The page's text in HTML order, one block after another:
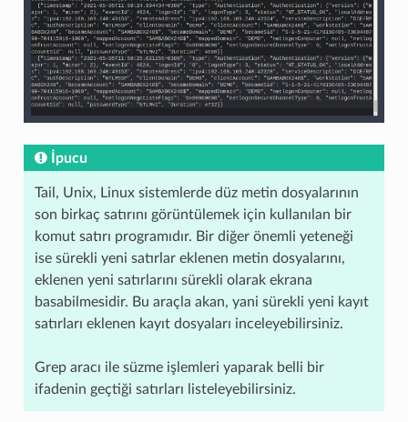
İpucu
Tail, Unix, Linux sistemlerde düz metin dosyalarının
son birkaç satırını görüntülemek için kullanılan bir
komut satırı programıdır. Bir diğer önemli yeteneği
ise sürekli yeni satırlar eklenen metin dosyalarını,
eklenen yeni satırlarını sürekli olarak ekrana
basabilmesidir. Bu araçla akan, yani sürekli yeni kayıt
satırları eklenen kayıt dosyaları inceleyebilirsiniz.
Grep aracı ile süzme işlemleri yaparak belli bir
ifadenin geçtiği satırları listeleyebilirsiniz.